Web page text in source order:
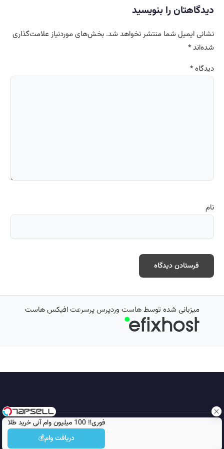
فوری‼️ 100 میلیون وام آنی خرید طلا
دریافت وام💰
دیدگاهتان را بنویسید
نشانی ایمیل شما منتشر نخواهد شد. بخش‌های موردنیاز علامت‌گذاری
شده‌اند*
دیدگاه*
نام
میزبانی شده توسطهاست وردپرس پرسرعتافیکس هاست
تمامی حقوق محفوظ است © 2026
مجله نورگرام
noorgram